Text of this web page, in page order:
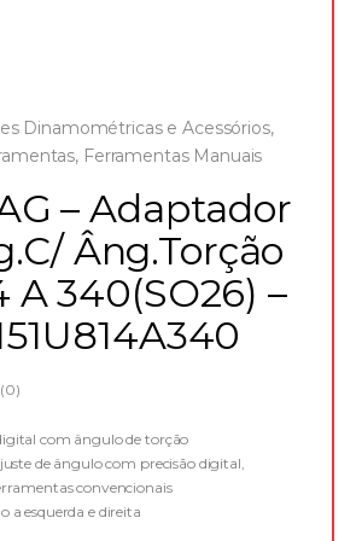
Dinamométricas e Acessórios,
, Ferramentas Manuais
– Adaptador
Âng.Torção
A 340(SO26) –
(0)
com ângulo de torção
de ângulo com precisão digital,
convencionais
a esquerda e direita